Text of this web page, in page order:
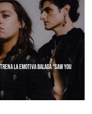
LA EMOTIVA BALADA “SAW YOU